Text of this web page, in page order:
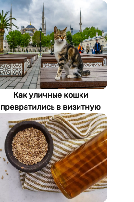
здоровья: как ИИ находит
болезни по фотографии
Как уличные кошки
превратились в визитную
карточку Стамбула